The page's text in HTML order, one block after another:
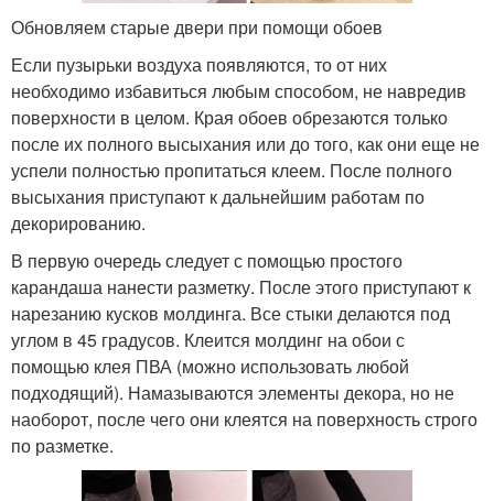
Обновляем старые двери при помощи обоев
Если пузырьки воздуха появляются, то от них
необходимо избавиться любым способом, не навредив
поверхности в целом. Края обоев обрезаются только
после их полного высыхания или до того, как они еще не
успели полностью пропитаться клеем. После полного
высыхания приступают к дальнейшим работам по
декорированию.
В первую очередь следует с помощью простого
карандаша нанести разметку. После этого приступают к
нарезанию кусков молдинга. Все стыки делаются под
углом в 45 градусов. Клеится молдинг на обои с
помощью клея ПВА (можно использовать любой
подходящий). Намазываются элементы декора, но не
наоборот, после чего они клеятся на поверхность строго
по разметке.